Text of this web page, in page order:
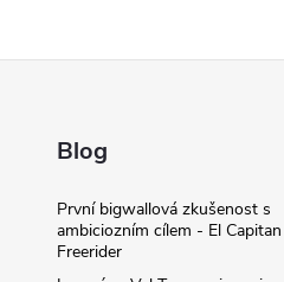
Blog
První bigwallová zkušenost s
ambiciozním cílem - El
Freerider